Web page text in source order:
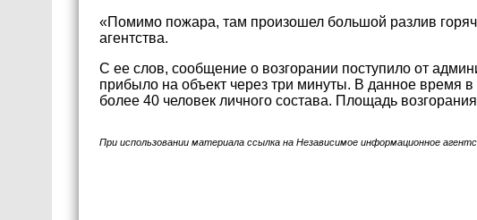
«Помимо пожара, там произошел большой разлив
агентства.
С ее слов, сообщение о возгорании поступило от
прибыло на объект через три минуты. В данное время
более 40 человек личного состава. Площадь
При использовании материала ссылка на Независимое информационное